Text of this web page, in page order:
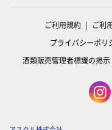
ご利用規約 ご利
プライバシーポリ
酒類販売管理者標識の掲示